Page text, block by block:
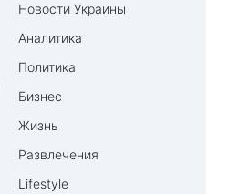
Новости Украины
Аналитика
Политика
Бизнес
Жизнь
Развлечения
Lifestyle